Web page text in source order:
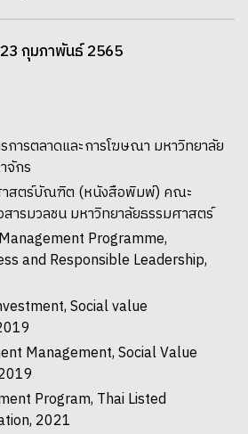
กุมภาพันธ์ 2565
ารตลาดและการโฆษณา มหาวิทยาลัย
จักร
าสตร์บัณฑิต (หนังสือพิมพ์) คณะ
ารมวลชน มหาวิทยาลัยธรรมศาสตร์
Programme,
and Responsible Leadership,
Social value
Management, Social Value
Program, Thai Listed
2021